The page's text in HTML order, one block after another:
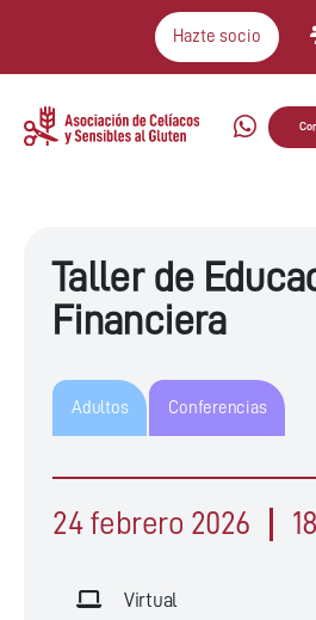
Hazte socio
Taller de
Financiera
Adultos Conferencias
24 febrero 2026
Virtual